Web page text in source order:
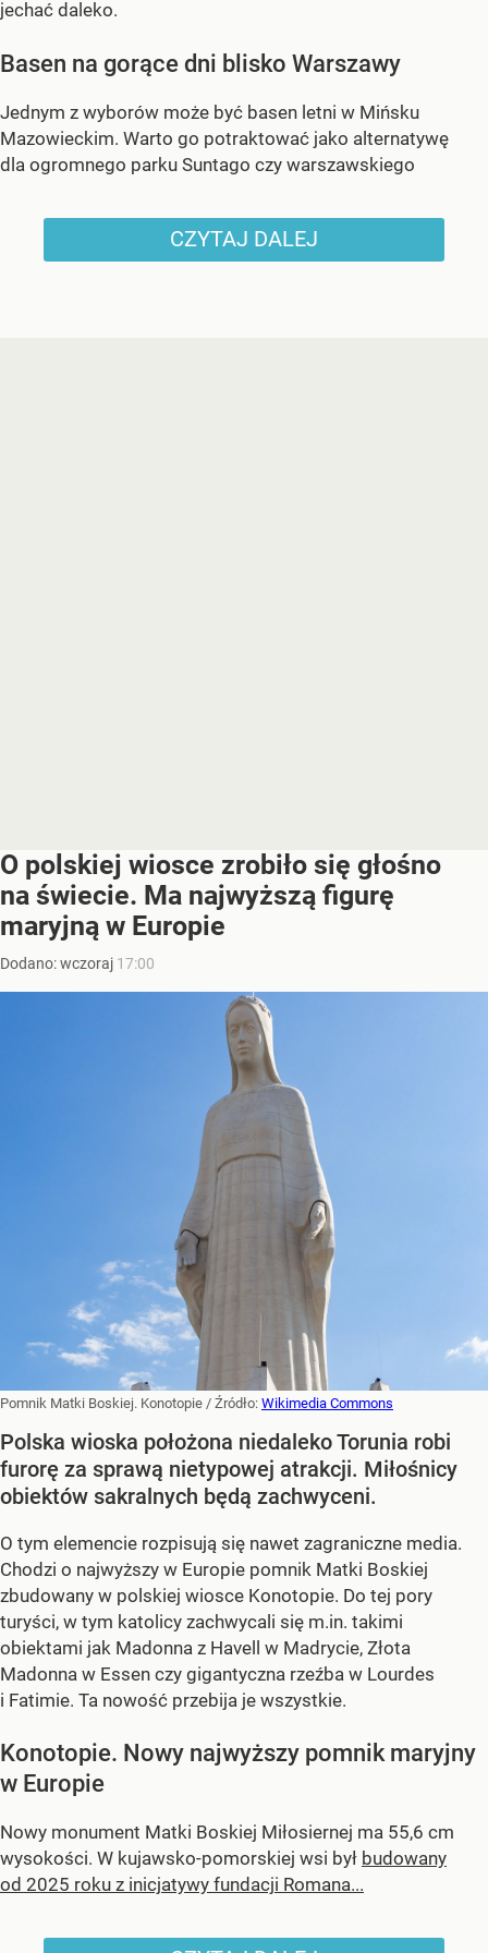
jechać daleko.
Basen na gorące dni blisko Warszawy
Jednym z wyborów może być basen letni w Mińsku
Mazowieckim. Warto go potraktować jako alternatywę
dla ogromnego parku Suntago czy warszawskiego
CZYTAJ DALEJ
O polskiej wiosce zrobiło się głośno
na świecie. Ma najwyższą figurę
maryjną w Europie
Dodano:wczoraj 17:00
Pomnik Matki Boskiej. Konotopie / Źródło: Wikimedia Commons
Polska wioska położona niedaleko Torunia robi
furorę za sprawą nietypowej atrakcji. Miłośnicy
obiektów sakralnych będą zachwyceni.
O tym elemencie rozpisują się nawet zagraniczne media.
Chodzi o najwyższy w Europie pomnik Matki Boskiej
zbudowany w polskiej wiosce Konotopie. Do tej pory
turyści, w tym katolicy zachwycali się m.in. takimi
obiektami jak Madonna z Havell w Madrycie, Złota
Madonna w Essen czy gigantyczna rzeźba w Lourdes
i Fatimie. Ta nowość przebija je wszystkie.
Konotopie. Nowy najwyższy pomnik maryjny
w Europie
Nowy monument Matki Boskiej Miłosiernej ma 55,6 cm
wysokości. W kujawsko-pomorskiej wsi był budowany
od 2025 roku z inicjatywy fundacji Romana...